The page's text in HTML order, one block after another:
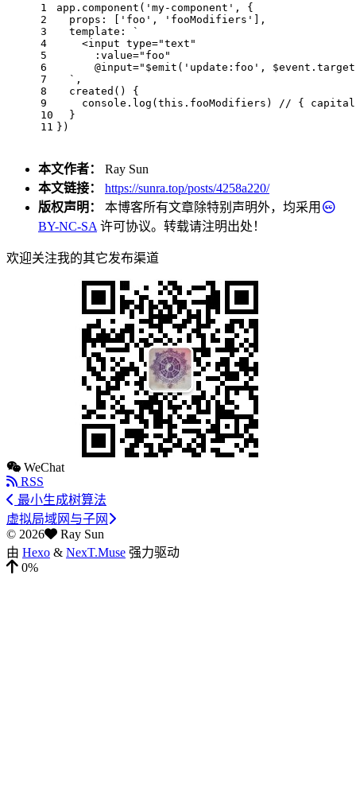
1
2
3
4
5
6
7
8
9
10
11
app. component ( 'my-component' , {
props : [ 'foo' , 'fooModifiers' ],
template :
`
    <input type="text"
      :value="foo"
@input="$emit('update:foo',
  `
,
created ( ) {
console . log (this . fooModifiers )
// {
  }
})
本文作者：
Ray Sun
本文链接：
https://sunra.top/posts/4258a220/
版权声明：
本博客所有文章除特别声明外，均采用
BY-NC-SA 许可协议。转载请注明出处！
欢迎关注我的其它发布渠道
WeChat
RSS
最小生成树算法
虚拟局域网与子网
© 2026
Ray Sun
由 Hexo & NexT.Muse 强力驱动
0%